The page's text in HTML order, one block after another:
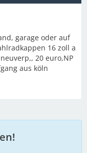
garage oder auf
16 zoll a
20 euro,NP
aus köln